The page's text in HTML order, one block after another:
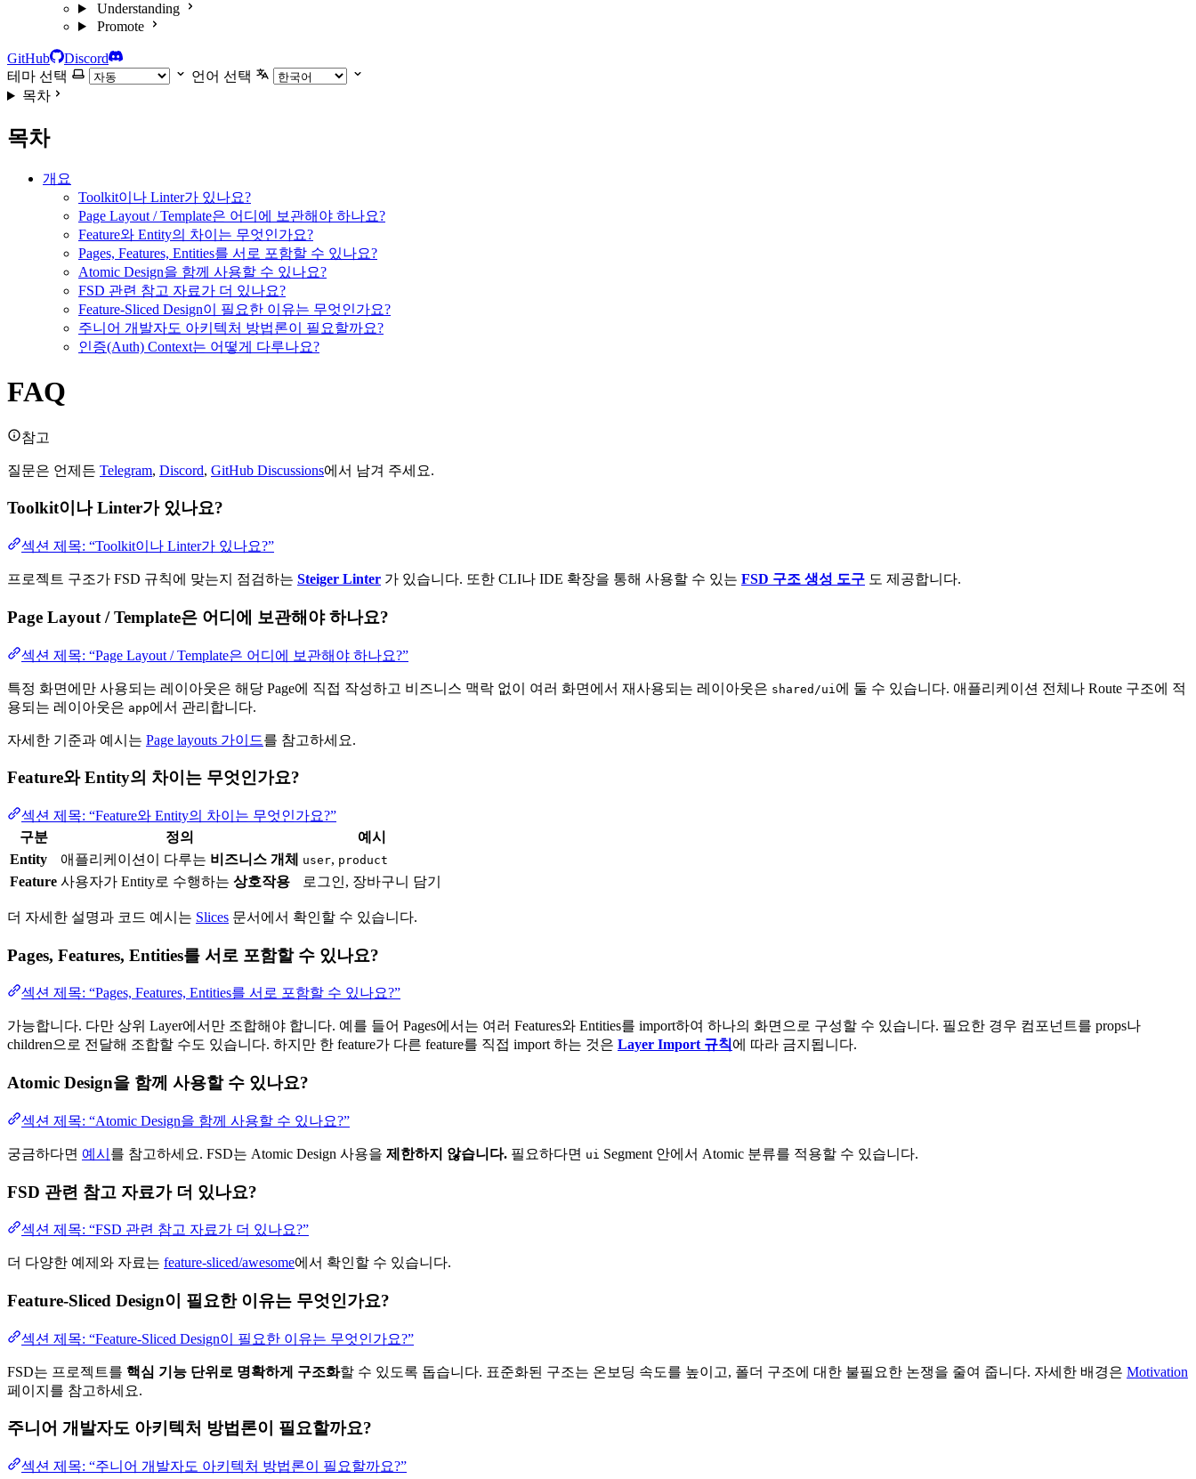
Understanding
Promote
GitHub
Discord
테마 선택
언어 선택
목차
목차
개요
Toolkit이나 Linter가 있나요?
Page Layout / Template은 어디에 보관해야 하나요?
Feature와 Entity의 차이는 무엇인가요?
Pages, Features, Entities를 서로 포함할 수 있나요?
Atomic Design을 함께 사용할 수 있나요?
FSD 관련 참고 자료가 더 있나요?
Feature-Sliced Design이 필요한 이유는 무엇인가요?
주니어 개발자도 아키텍처 방법론이 필요할까요?
인증(Auth) Context는 어떻게 다루나요?
FAQ
참고
질문은 언제든 Telegram, Discord, GitHub Discussions에서 남겨 주세요.
Toolkit이나 Linter가 있나요?
섹션 제목: “Toolkit이나 Linter가 있나요?”
프로젝트 구조가 FSD 규칙에 맞는지 점검하는 Steiger Linter 가 있습니다. 또한 CLI나 IDE 확장을 통해 사용할 수 있는 FSD 구조 생성 도구 도 제공합니다.
Page Layout / Template은 어디에 보관해야 하나요?
섹션 제목: “Page Layout / Template은 어디에 보관해야 하나요?”
특정 화면에만 사용되는 레이아웃은 해당 Page에 직접 작성하고 비즈니스 맥락 없이 여러 화면에서 재사용되는 레이아웃은 shared/ui 에 둘 수 있습니다. 애플리케이션 전체나 Route 구조에 적
용되는 레이아웃은 app에서 관리합니다.
자세한 기준과 예시는 Page layouts 가이드를 참고하세요.
Feature와 Entity의 차이는 무엇인가요?
섹션 제목: “Feature와 Entity의 차이는 무엇인가요?”
구분
정의
예시
Entity
애플리케이션이 다루는 비즈니스 개체 user, product
Feature 사용자가 Entity로 수행하는 상호작용 로그인, 장바구니 담기
더 자세한 설명과 코드 예시는 Slices 문서에서 확인할 수 있습니다.
Pages, Features, Entities를 서로 포함할 수 있나요?
섹션 제목: “Pages, Features, Entities를 서로 포함할 수 있나요?”
가능합니다. 다만 상위 Layer에서만 조합해야 합니다. 예를 들어 Pages에서는 여러 Features와 Entities를 import하여 하나의 화면으로 구성할 수 있습니다. 필요한 경우 컴포넌트를 props나
children으로 전달해 조합할 수도 있습니다. 하지만 한 feature가 다른 feature를 직접 import 하는 것은 Layer Import 규칙에 따라 금지됩니다.
Atomic Design을 함께 사용할 수 있나요?
섹션 제목: “Atomic Design을 함께 사용할 수 있나요?”
궁금하다면 예시 를 참고하세요. FSD는 Atomic Design 사용을 제한하지 않습니다. 필요하다면 ui Segment 안에서 Atomic 분류를 적용할 수 있습니다.
FSD 관련 참고 자료가 더 있나요?
섹션 제목: “FSD 관련 참고 자료가 더 있나요?”
더 다양한 예제와 자료는 feature-sliced/awesome에서 확인할 수 있습니다.
Feature-Sliced Design이 필요한 이유는 무엇인가요?
섹션 제목: “Feature-Sliced Design이 필요한 이유는 무엇인가요?”
FSD는 프로젝트를 핵심 기능 단위로 명확하게 구조화할 수 있도록 돕습니다. 표준화된 구조는 온보딩 속도를 높이고, 폴더 구조에 대한 불필요한 논쟁을 줄여 줍니다. 자세한 배경은 Motivation
페이지를 참고하세요.
주니어 개발자도 아키텍처 방법론이 필요할까요?
섹션 제목: “주니어 개발자도 아키텍처 방법론이 필요할까요?”